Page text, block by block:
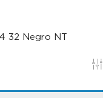
32 Negro NT